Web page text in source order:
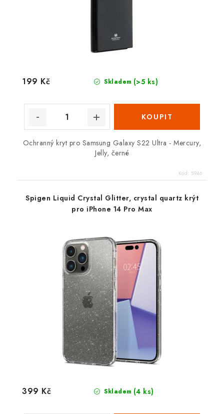
Skladem (>5 ks)
199 Kč
Ochranný kryt pro Samsung Galaxy S22 Ultra - Mercury,
Jelly, černé
Kód: 5946
Spigen Liquid Crystal Glitter, crystal quartz krýt
pro iPhone 14 Pro Max
Skladem (4 ks)
399 Kč